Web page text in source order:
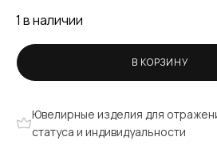
1 в наличии
В КОРЗИНУ
Ювелирные изделия для
статуса и индивидуальности